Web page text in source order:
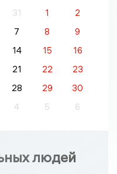
31 1
2
7 8
9
14 15
16
21 22
23
28 29
30
4 5 6
людей